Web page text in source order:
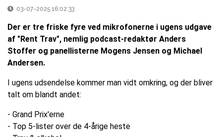
03-07-2025 16:02:33
Der er tre friske fyre ved mikrofonerne i ugens udgave
af "Rent Trav", nemlig podcast-redaktør Anders
Stoffer og panellisterne Mogens Jensen og Michael
Andersen.
I ugens udsendelse kommer man vidt omkring, og der bliver
talt om blandt andet:
- Grand Prix'erne
- Top 5-lister over de 4-årige heste